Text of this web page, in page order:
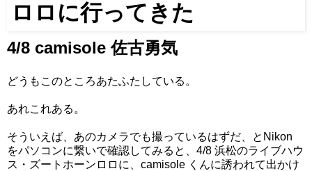
ロロに行ってきた
4/8 camisole 佐古勇気
どうもこのところあたふたしている。
あれこれある。
そういえば、あのカメラでも撮っているはずだ、とNikon
をパソコンに繋いで確認してみると、4/8 浜松のライブハウ
ス・ズートホーンロロに、camisole くんに誘われて出かけ